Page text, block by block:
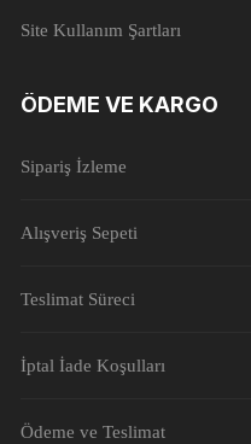
Site Kullanım Şartları
ÖDEME VE KARGO
Sipariş İzleme
Alışveriş Sepeti
Teslimat Süreci
İptal İade Koşulları
Ödeme ve Teslimat